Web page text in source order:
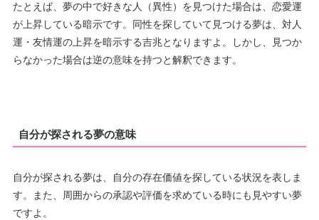
たとえば、夢の中で好きな人（異性）を見つけた場合は、恋愛運
が上昇している暗示です。同性を探していて見つける夢は、対人
運・友情運の上昇を暗示する吉兆となりますよ。しかし、見つか
らなかった場合は逆の意味を持つと解釈できます。
自分が探される夢の意味
自分が探される夢は、自分の存在価値を探している状況を表しま
す。また、周囲からの承認や評価を求めている時にも見やすい夢
ですよ。